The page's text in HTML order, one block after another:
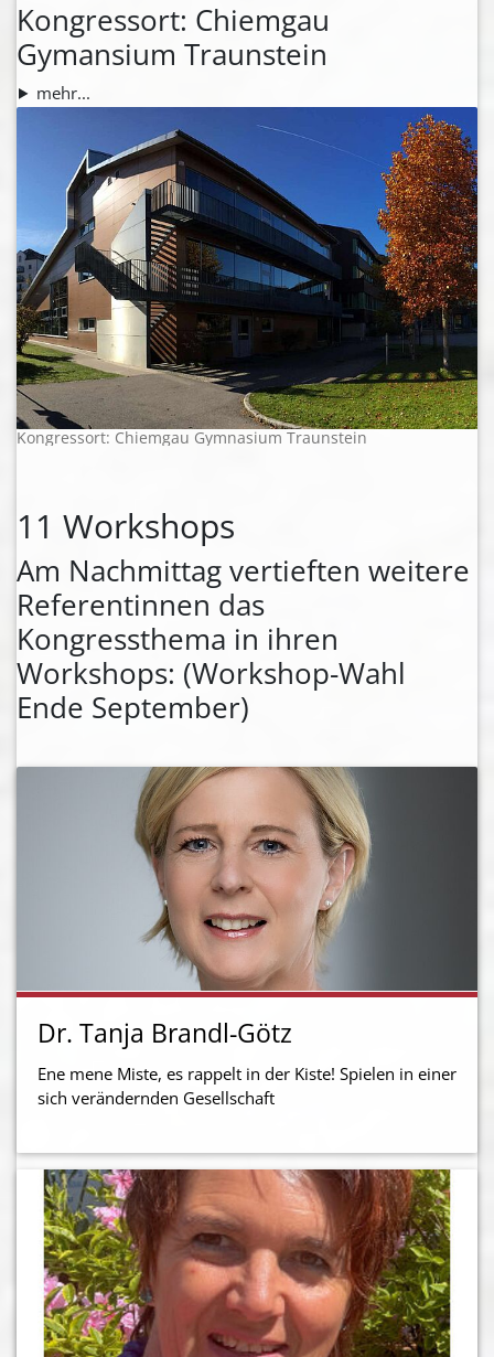
Kongressort: Chiemgau
Gymansium Traunstein
mehr...
Kongressort: Chiemgau Gymnasium Traunstein
11 Workshops
Am Nachmittag vertieften weitere
Referentinnen das
Kongressthema in ihren
Workshops: (Workshop-Wahl
Ende September)
Dr. Tanja Brandl-Götz
Ene mene Miste, es rappelt in der Kiste! Spielen in einer
sich verändernden Gesellschaft